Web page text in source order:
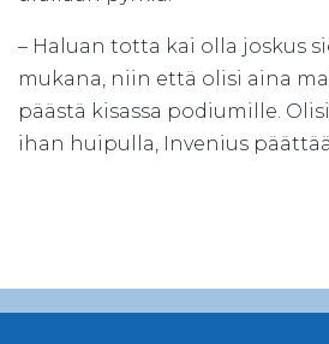
– Haluan totta kai olla joskus
mukana, niin että olisi aina
päästä kisassa podiumille.
ihan huipulla, Invenius päättää.